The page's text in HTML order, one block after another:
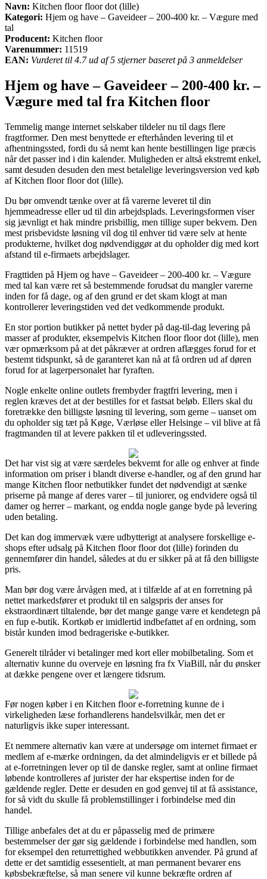
Navn: Kitchen floor floor dot (lille)
Kategori: Hjem og have – Gaveideer – 200-400 kr. – Vægure med
tal
Producent: Kitchen floor
Varenummer: 11519
EAN: Vurderet til 4.7 ud af 5 stjerner baseret på 3 anmeldelser
Hjem og have – Gaveideer – 200-400 kr. –
Vægure med tal fra Kitchen floor
Temmelig mange internet selskaber tildeler nu til dags flere
fragtformer. Den mest benyttede er efterhånden levering til et
afhentningssted, fordi du så nemt kan hente bestillingen lige præcis
når det passer ind i din kalender. Muligheden er altså ekstremt enkel,
samt desuden desuden den mest betalelige leveringsversion ved køb
af Kitchen floor floor dot (lille).
Du bør omvendt tænke over at få varerne leveret til din
hjemmeadresse eller ud til din arbejdsplads. Leveringsformen viser
sig jævnligt et hak mindre prisbillig, men tillige super bekvem. Den
mest prisbevidste løsning vil dog til enhver tid være selv at hente
produkterne, hvilket dog nødvendiggør at du opholder dig med kort
afstand til e-firmaets arbejdslager.
Fragttiden på Hjem og have – Gaveideer – 200-400 kr. – Vægure
med tal kan være ret så bestemmende forudsat du mangler varerne
inden for få dage, og af den grund er det skam klogt at man
kontrollerer leveringstiden ved det vedkommende produkt.
En stor portion butikker på nettet byder på dag-til-dag levering på
masser af produkter, eksempelvis Kitchen floor floor dot (lille), men
vær opmærksom på at det påkræver at ordren aflægges forud for et
bestemt tidspunkt, så de garanteret kan nå at få ordren ud af døren
forud for at lagerpersonalet har fyraften.
Nogle enkelte online outlets frembyder fragtfri levering, men i
reglen kræves det at der bestilles for et fastsat beløb. Ellers skal du
foretrække den billigste løsning til levering, som gerne – uanset om
du opholder sig tæt på Køge, Værløse eller Helsinge – vil blive at få
fragtmanden til at levere pakken til et udleveringssted.
Det har vist sig at være særdeles bekvemt for alle og enhver at finde
information om priser i blandt diverse e-handler, og af den grund har
mange Kitchen floor netbutikker fundet det nødvendigt at sænke
priserne på mange af deres varer – til juniorer, og endvidere også til
damer og herrer – markant, og endda nogle gange byde på levering
uden betaling.
Det kan dog immervæk være udbytterigt at analysere forskellige e-
shops efter udsalg på Kitchen floor floor dot (lille) forinden du
gennemfører din handel, således at du er sikker på at få den billigste
pris.
Man bør dog være årvågen med, at i tilfælde af at en forretning på
nettet markedsfører et produkt til en salgspris der anses for
ekstraordinært tiltalende, bør det mange gange være et kendetegn på
en fup e-butik. Kortkøb er imidlertid indbefattet af en ordning, som
bistår kunden imod bedrageriske e-butikker.
Generelt tilråder vi betalinger med kort eller mobilbetaling. Som et
alternativ kunne du overveje en løsning fra fx ViaBill, når du ønsker
at dække pengene over et længere tidsrum.
Før nogen køber i en Kitchen floor e-forretning kunne de i
virkeligheden læse forhandlerens handelsvilkår, men det er
naturligvis ikke super interessant.
Et nemmere alternativ kan være at undersøge om internet firmaet er
medlem af e-mærke ordningen, da det almindeligvis er et billede på
at e-forretningen lever op til de danske regler, samt at online firmaet
løbende kontrolleres af jurister der har ekspertise inden for de
gældende regler. Dette er desuden en god genvej til at få assistance,
for så vidt du skulle få problemstillinger i forbindelse med din
handel.
Tillige anbefales det at du er påpasselig med de primære
bestemmelser der gør sig gældende i forbindelse med handlen, som
for eksempel den returrettighed webbutikken anvender. På grund af
dette er det samtidig essesentielt, at man permanent bevarer ens
købsbekræftelse, så man senere vil kunne bekræfte ordren af